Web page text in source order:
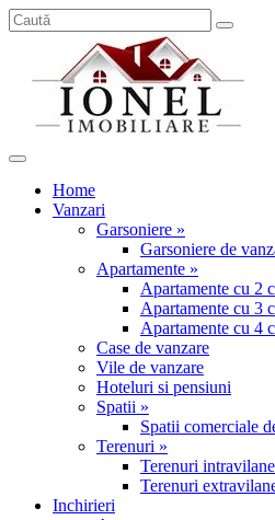
Home
Vanzari
Garsoniere »
Garsoniere de
Apartamente »
Apartamente cu 2
Apartamente cu 3
Apartamente cu 4
Case de vanzare
Vile de vanzare
Hoteluri si pensiuni
Spatii »
Spatii comerciale
Terenuri »
Terenuri
Terenuri
Inchirieri